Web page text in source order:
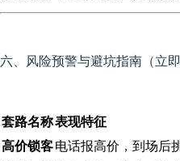
六、风险预警与避坑指南（立即
套路名称表现特征
高价锁客电话报高价，到场后